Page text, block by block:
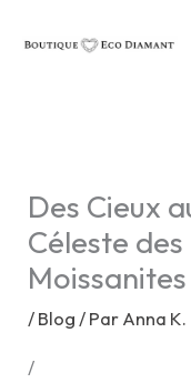
Des Cieux
Céleste
Moissanites
/ Blog / Par Anna K.
/